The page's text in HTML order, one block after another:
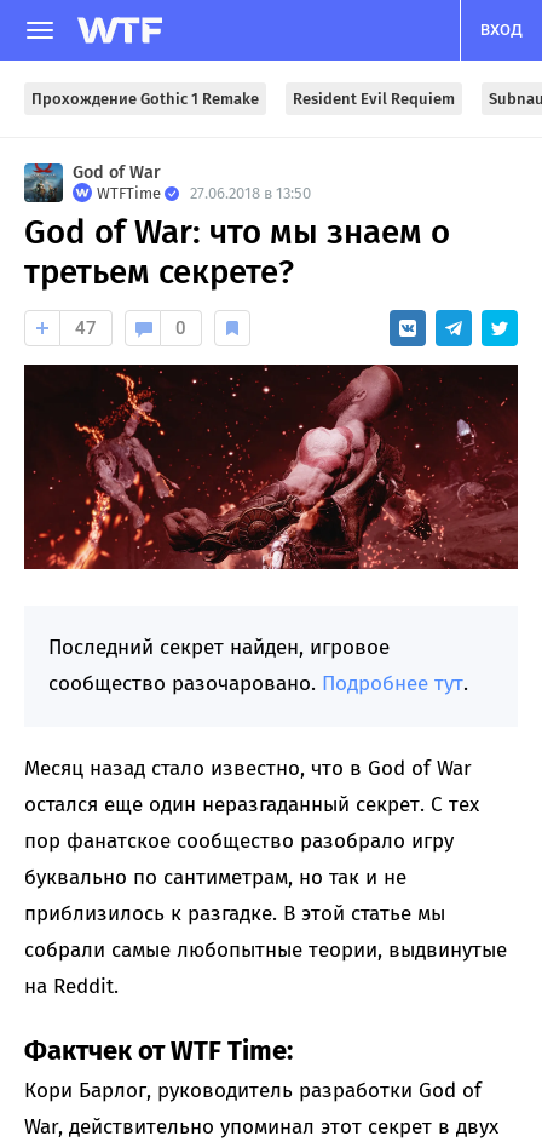
ВХОД
Прохождение Gothic 1 Remake Resident Evil Requiem
God of War
WTFTime 27.06.2018 в 13:50
God of War: что мы знаем о
третьем секрете?
47 0
Последний секрет найден, игровое
сообщество разочаровано. Подробнее тут.
Месяц назад стало известно, что в God of War
остался еще один неразгаданный секрет. С тех
пор фанатское сообщество разобрало игру
буквально по сантиметрам, но так и не
приблизилось к разгадке. В этой статье мы
собрали самые любопытные теории, выдвинутые
на Reddit.
Фактчек от WTF Time:
Кори Барлог, руководитель разработки God of
War, действительно упоминал этот секрет в двух